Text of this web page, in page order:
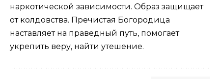
наркотической зависимости. Образ защищает
от колдовства. Пречистая Богородица
наставляет на праведный путь, помогает
укрепить веру, найти утешение.